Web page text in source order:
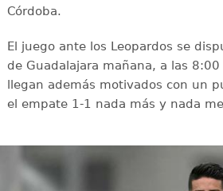
Córdoba.
El juego ante los Leopardos se
de Guadalajara mañana, a las
llegan además motivados con un
el empate 1-1 nada más y nada